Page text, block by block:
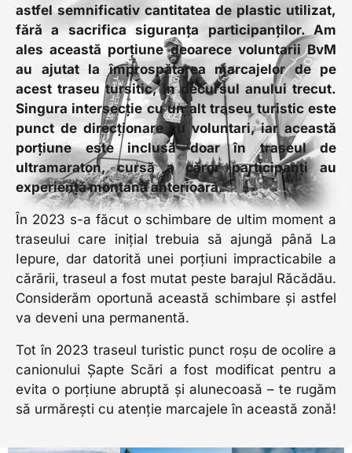
astfel semnificativ cantitatea de plastic utilizat,
fără a sacrifica siguranța participanților. Am
ales această porțiune deoarece voluntarii BvM
au ajutat la împrospătarea marcajelor de pe
acest traseu tursitic, în decursul anului trecut.
Singura intersecție cu un alt traseu turistic este
punct de direcționare cu voluntari, iar această
porțiune este inclusă doar în traseul de
ultramaraton, cursă a căror participanți au
experiență montană anterioară.
În 2023 s-a făcut o schimbare de ultim moment a
traseului care inițial trebuia să ajungă până La
Iepure, dar datorită unei porțiuni impracticabile a
cărării, traseul a fost mutat peste barajul Răcădău.
Considerăm oportună această schimbare și astfel
va deveni una permanentă.
Tot în 2023 traseul turistic punct roșu de ocolire a
canionului Șapte Scări a fost modificat pentru a
evita o porțiune abruptă și alunecoasă – te rugăm
să urmărești cu atenție marcajele în această zonă!